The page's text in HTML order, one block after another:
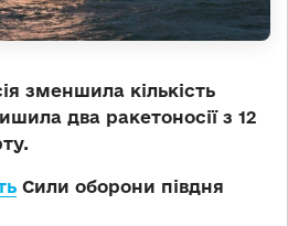
зменшила кількість
два ракетоносії з 12
Сили оборони півдня